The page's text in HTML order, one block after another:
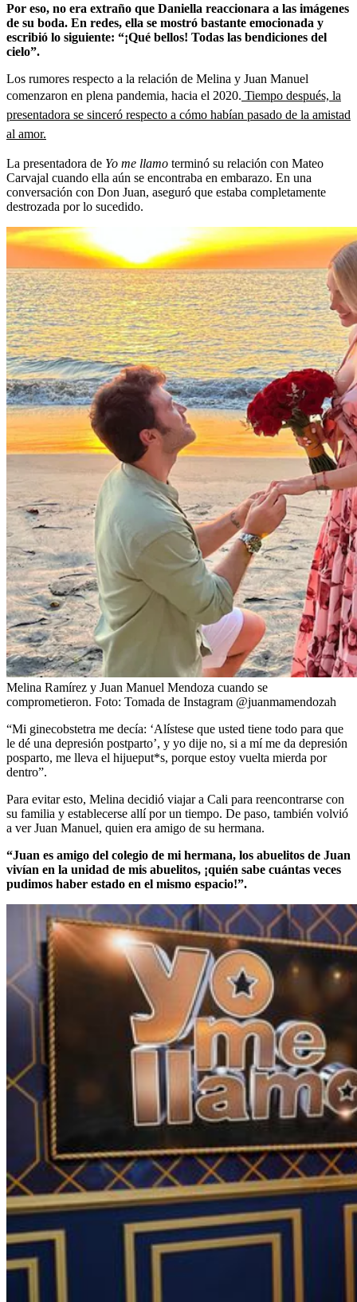
Por eso, no era extraño que Daniella reaccionara a las imágenes
de su boda. En redes, ella se mostró bastante emocionada y
escribió lo siguiente: “¡Qué bellos! Todas las bendiciones del
cielo”.
Los rumores respecto a la relación de Melina y Juan Manuel
comenzaron en plena pandemia, hacia el 2020. Tiempo después, la
presentadora se sinceró respecto a cómo habían pasado de la amistad
al amor.
La presentadora de Yo me llamo terminó su relación con Mateo
Carvajal cuando ella aún se encontraba en embarazo. En una
conversación con Don Juan, aseguró que estaba completamente
destrozada por lo sucedido.
Melina Ramírez y Juan Manuel Mendoza cuando se
comprometieron. Foto: Tomada de Instagram @juanmamendozah
“Mi ginecobstetra me decía: ‘Alístese que usted tiene todo para que
le dé una depresión postparto’, y yo dije no, si a mí me da depresión
posparto, me lleva el hijueput*s, porque estoy vuelta mierda por
dentro”.
Para evitar esto, Melina decidió viajar a Cali para reencontrarse con
su familia y establecerse allí por un tiempo. De paso, también volvió
a ver Juan Manuel, quien era amigo de su hermana.
“Juan es amigo del colegio de mi hermana, los abuelitos de Juan
vivían en la unidad de mis abuelitos, ¡quién sabe cuántas veces
pudimos haber estado en el mismo espacio!”.